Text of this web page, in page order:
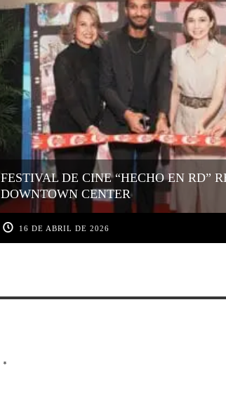
FESTIVAL DE CINE “HECHO EN RD”
DOWNTOWN CENTER
16 DE ABRIL DE 2026
*